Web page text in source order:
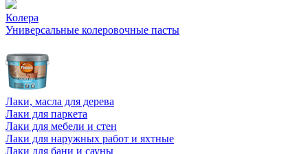
Колера
Универсальные колеровочные пасты
Лаки, масла для дерева
Лаки для паркета
Лаки для мебели и стен
Лаки для наружных работ и яхтные
Лаки для бани и сауны